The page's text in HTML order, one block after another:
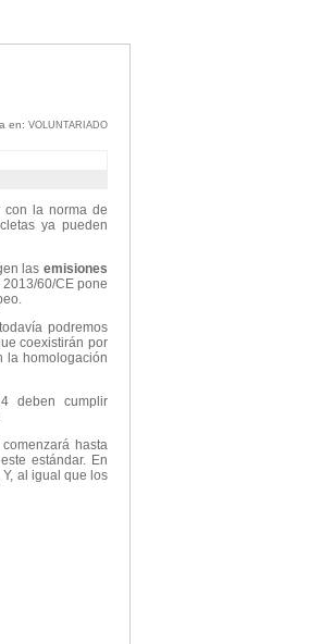
en: VOLUNTARIADO
con la norma de
ya pueden
lasemisiones
60/CE pone
podremos
coexistirán por
la homologación
deben cumplir
hasta
estándar. En
al igual que los